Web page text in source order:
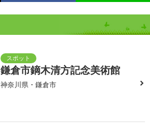
鎌倉市鏑木清方記念美術館
神奈川県・鎌倉市